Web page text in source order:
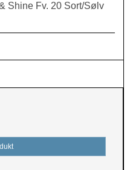
Shine Fv. 20 Sort/Sølv